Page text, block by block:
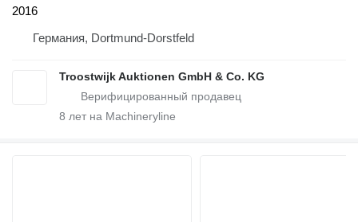
2016
Германия, Dortmund-Dorstfeld
Troostwijk Auktionen GmbH & Co. KG
8 лет на Machineryline